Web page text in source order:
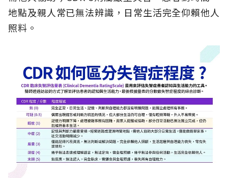
地點及親人常已無法辨識，日常生活完全仰賴他人
照料。